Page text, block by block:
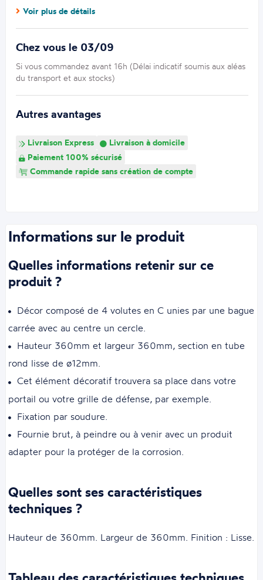
Voir plus de détails
Chez vous le 03/09
Si vous commandez avant 16h (Délai indicatif soumis aux aléas
du transport et aux stocks)
Autres avantages
Livraison Express
Livraison à domicile
Paiement 100% sécurisé
Commande rapide sans création de compte
Informations sur le produit
Quelles informations retenir sur ce
produit ?
Décor composé de 4 volutes en C unies par une bague
carrée avec au centre un cercle.
Hauteur 360mm et largeur 360mm, section en tube
rond lisse de ø12mm.
Cet élément décoratif trouvera sa place dans votre
portail ou votre grille de défense, par exemple.
Fixation par soudure.
Fournie brut, à peindre ou à venir avec un produit
adapter pour la protéger de la corrosion.
Quelles sont ses caractéristiques
techniques ?
Hauteur de 360mm. Largeur de 360mm. Finition : Lisse.